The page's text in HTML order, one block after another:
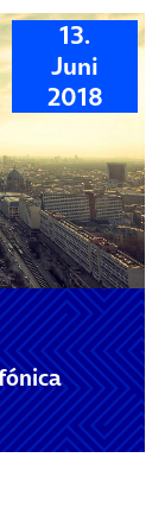
13.
Juni
2018